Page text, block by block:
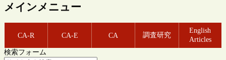
メインメニュー
CA-R CA-E CA 調査研究
English
Articles
検索フォーム